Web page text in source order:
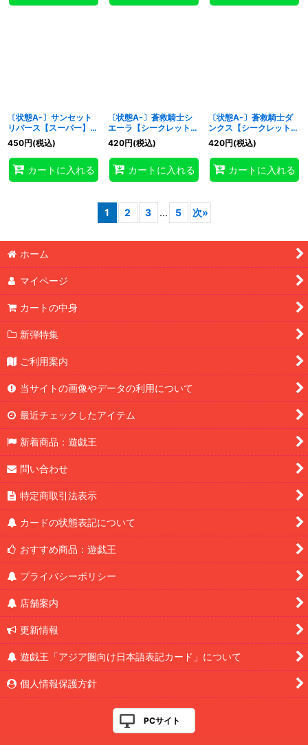
〔状態A-〕サンセット
リバース【スーパー】
{RD/ORP4-JP053}
《RD罠》
450円(税込)
カートに入れる
〔状態A-〕蒼救騎士シ
エーラ【シークレット】
{RD/ORP4-JP078}
《RDモンスター》
420円(税込)
カートに入れる
〔状態A-〕蒼救騎士ダ
ンクス【シークレット】
{RD/ORP4-JP077}
《RDモンスター》
420円(税込)
カートに入れる
1 2 3 ... 5 次»
ホーム
マイページ
カートの中身
新弾特集
ご利用案内
当サイトの画像やデータの利用について
最近チェックしたアイテム
新着商品：遊戯王
問い合わせ
特定商取引法表示
カードの状態表記について
おすすめ商品：遊戯王
プライバシーポリシー
店舗案内
更新情報
遊戯王「アジア圏向け日本語表記カード」について
個人情報保護方針
PCサイト